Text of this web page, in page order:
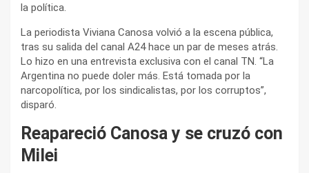
la política.
La periodista Viviana Canosa volvió a la escena pública,
tras su salida del canal A24 hace un par de meses atrás.
Lo hizo en una entrevista exclusiva con el canal TN. “La
Argentina no puede doler más. Está tomada por la
narcopolítica, por los sindicalistas, por los corruptos”,
disparó.
Reapareció Canosa y se cruzó con
Milei